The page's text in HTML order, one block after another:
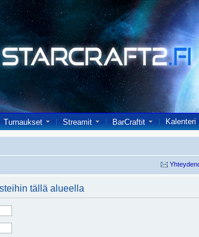
Turnaukset Streamit BarCraftit Kalenteri
tällä alueella